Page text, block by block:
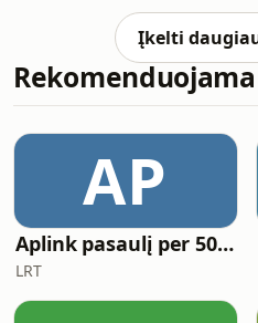
Įkelti
Rekomenduojama
AP
Aplink pasaulį per 50 minučių
LRT